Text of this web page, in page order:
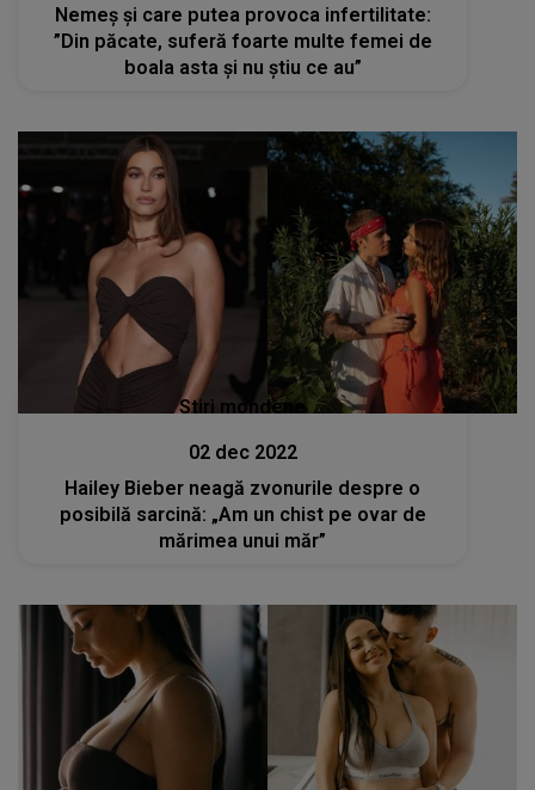
Nemeș și care putea provoca infertilitate:
”Din păcate, suferă foarte multe femei de
boala asta și nu știu ce au”
Stiri mondene
02 dec 2022
Hailey Bieber neagă zvonurile despre o
posibilă sarcină: „Am un chist pe ovar de
mărimea unui măr”